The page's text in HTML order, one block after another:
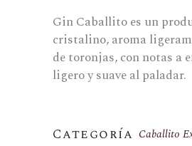
Gin Caballito es un
cristalino, aroma
de toronjas, con notas a
ligero y suave al paladar.
Categoría Caballito